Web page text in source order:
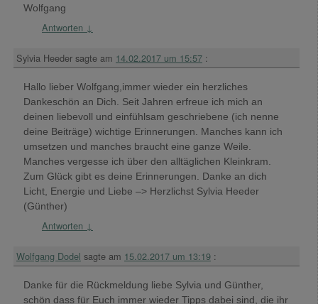
Wolfgang
Antworten ↓
Sylvia Heeder sagte am 14.02.2017 um 15:57 :
Hallo lieber Wolfgang,immer wieder ein herzliches
Dankeschön an Dich. Seit Jahren erfreue ich mich an
deinen liebevoll und einfühlsam geschriebene (ich nenne
deine Beiträge) wichtige Erinnerungen. Manches kann ich
umsetzen und manches braucht eine ganze Weile.
Manches vergesse ich über den alltäglichen Kleinkram.
Zum Glück gibt es deine Erinnerungen. Danke an dich
Licht, Energie und Liebe –> Herzlichst Sylvia Heeder
(Günther)
Antworten ↓
Wolfgang Dodel sagte am 15.02.2017 um 13:19 :
Danke für die Rückmeldung liebe Sylvia und Günther,
schön dass für Euch immer wieder Tipps dabei sind, die ihr